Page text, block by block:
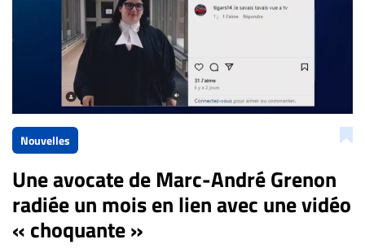
Nouvelles
Une avocate de Marc-André Grenon
radiée un mois en lien avec une vidéo
« choquante »